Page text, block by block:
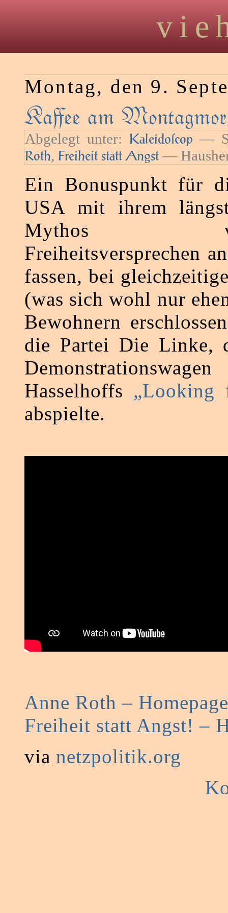
Montag, den 9.
Kaﬀee am
Abgelegt unter: Kaleidoſcop —
Roth, Freiheit statt Angst —
Ein Bonuspunkt für
USA mit ihrem
Mythos
Freiheitsversprechen
fassen, bei
(was sich wohl nur
Bewohnern
die Partei Die Linke,
Hasselhoffs „Looking
abspielte.
Anne Roth – Homepage
Freiheit statt Angst! –
via netzpolitik.org